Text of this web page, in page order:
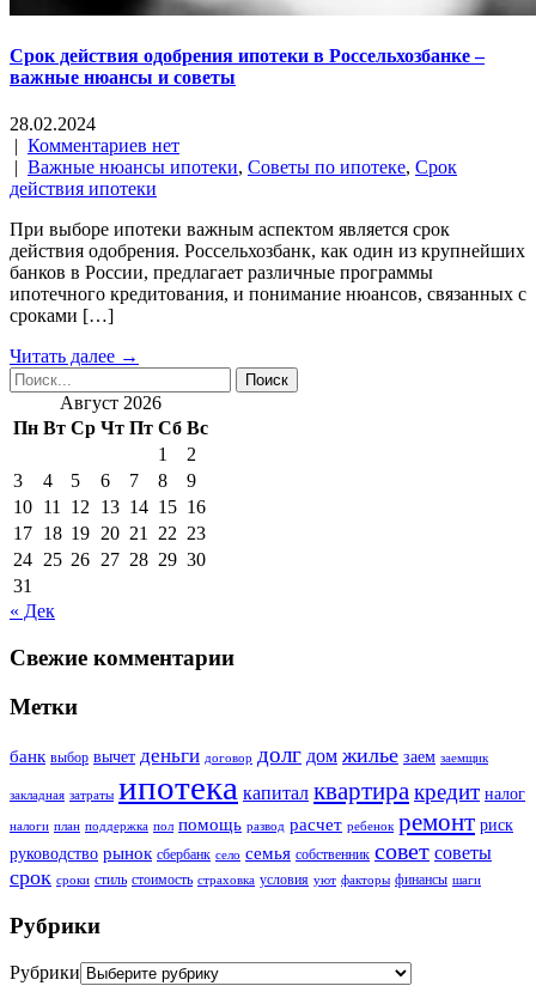
Срок действия одобрения ипотеки в Россельхозбанке –
важные нюансы и советы
28.02.2024
| Комментариев нет
| Важные нюансы ипотеки, Советы по ипотеке, Срок
действия ипотеки
При выборе ипотеки важным аспектом является срок
действия одобрения. Россельхозбанк, как один из крупнейших
банков в России, предлагает различные программы
ипотечного кредитования, и понимание нюансов, связанных с
сроками […]
Читать далее →
Август 2026
Пн Вт Ср Чт Пт Сб Вс
1
2
3
4 5 6 7 8
9
10 11 12 13 14 15 16
17 18 19 20 21 22 23
24 25 26 27 28 29 30
31
« Дек
Свежие комментарии
Метки
банк выбор вычет деньги договор долг дом жилье заем заемщик
закладная затраты ипотека капитал квартиракредит налог
налоги план поддержка пол помощь развод расчет ребенок ремонт риск
руководство рынок сбербанк село семья собственник совет советы
срок сроки стиль стоимость страховка условия уют факторы финансы шаги
Рубрики
Рубрики